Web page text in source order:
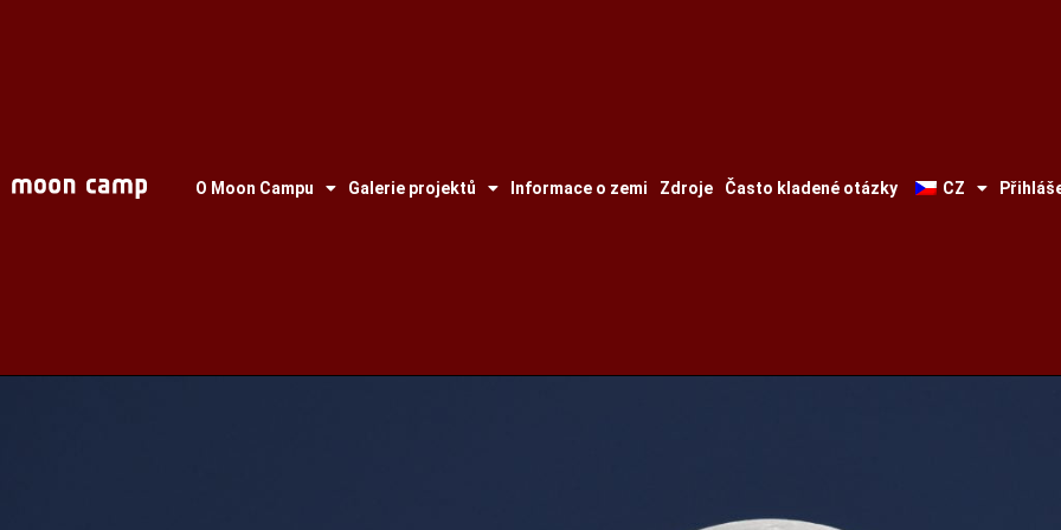
O Moon Campu Galerie projektů Informace o zemi Zdroje Často kladené otázky CZ